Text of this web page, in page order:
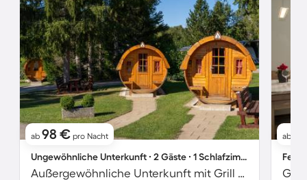
ab 98 € pro Nacht
Ungewöhnliche Unterkunft ∙ 2 Gäste ∙ 1 Schlafzimmer
Außergewöhnliche Unterkunft mit Grill und Pool
ab